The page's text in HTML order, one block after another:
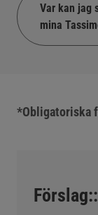
Var kan jag
mina
*Obligatoriska
Förslag::